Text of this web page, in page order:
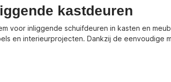
kastdeuren
voor inliggende schuifdeuren in kasten en
en interieurprojecten. Dankzij de